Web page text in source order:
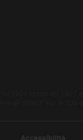
Accessibilité